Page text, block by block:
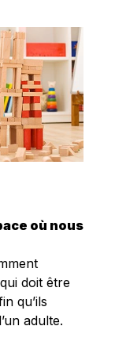
où nous
doit être
qu’ils
adulte.